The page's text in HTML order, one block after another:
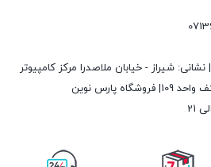
Parsnovin.shiraz@gmail.com| نشانی: شیراز - خیابان ملاصدرا مرکز کامپیوتر